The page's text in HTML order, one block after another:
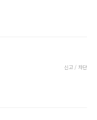
신고 / 차단